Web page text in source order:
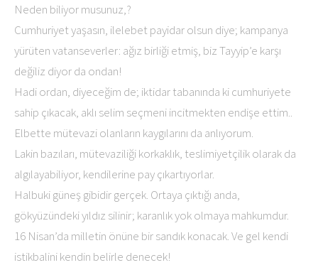
Neden biliyor musunuz,?
Cumhuriyet yaşasın, ilelebet payidar olsun diye; kampanya
yürüten vatanseverler: ağız birliği etmiş, biz Tayyip’e karşı
değiliz diyor da ondan!
Hadi ordan, diyeceğim de; iktidar tabanında ki cumhuriyete
sahip çıkacak, aklı selim seçmeni incitmekten endişe ettim..
Elbette mütevazi olanların kaygılarını da anlıyorum.
Lakin bazıları, mütevaziliği korkaklık, teslimiyetçilik olarak da
algılayabiliyor, kendilerine pay çıkartıyorlar.
Halbuki güneş gibidir gerçek. Ortaya çıktığı anda,
gökyüzündeki yıldız silinir; karanlık yok olmaya mahkumdur.
16 Nisan’da milletin önüne bir sandık konacak. Ve gel kendi
istikbalini kendin belirle denecek!